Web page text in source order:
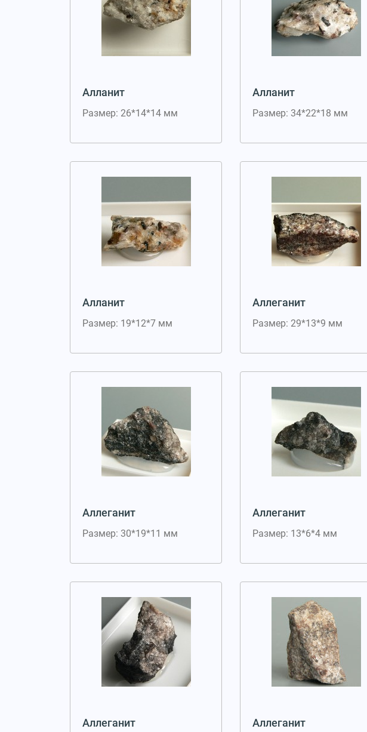
Алланит
Размер: 26*14*14 мм
Алланит
Размер: 34*22*18 мм
Алланит
Размер: 19*12*7 мм
Аллеганит
Размер: 29*13*9 мм
Аллеганит
Размер: 30*19*11 мм
Аллеганит
Размер: 13*6*4 мм
Аллеганит Аллеганит